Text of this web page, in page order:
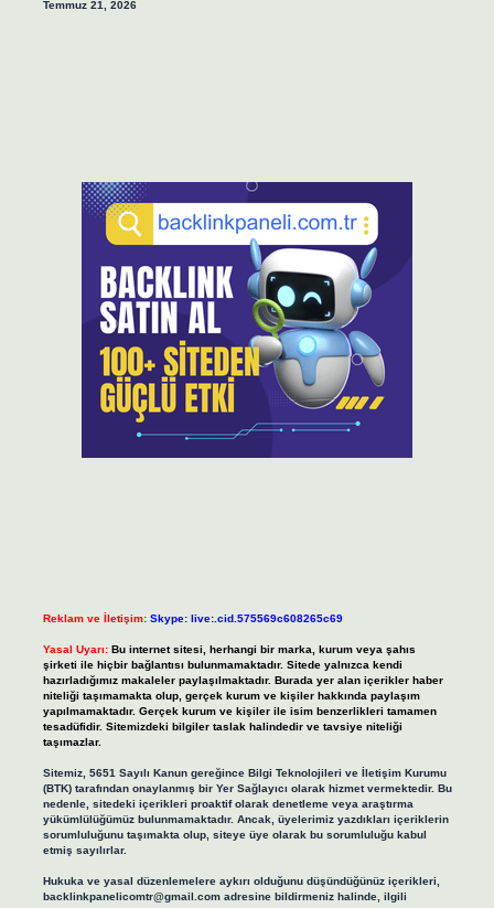
Temmuz 21, 2026
Reklam ve İletişim: Skype: live:.cid.575569c608265c69
Yasal Uyarı: Bu internet sitesi, herhangi bir marka, kurum veya şahıs
şirketi ile hiçbir bağlantısı bulunmamaktadır. Sitede yalnızca kendi
hazırladığımız makaleler paylaşılmaktadır. Burada yer alan içerikler haber
niteliği taşımamakta olup, gerçek kurum ve kişiler hakkında paylaşım
yapılmamaktadır. Gerçek kurum ve kişiler ile isim benzerlikleri tamamen
tesadüfidir. Sitemizdeki bilgiler taslak halindedir ve tavsiye niteliği
taşımazlar.
Sitemiz, 5651 Sayılı Kanun gereğince Bilgi Teknolojileri ve İletişim Kurumu
(BTK) tarafından onaylanmış bir Yer Sağlayıcı olarak hizmet vermektedir. Bu
nedenle, sitedeki içerikleri proaktif olarak denetleme veya araştırma
yükümlülüğümüz bulunmamaktadır. Ancak, üyelerimiz yazdıkları içeriklerin
sorumluluğunu taşımakta olup, siteye üye olarak bu sorumluluğu kabul
etmiş sayılırlar.
Hukuka ve yasal düzenlemelere aykırı olduğunu düşündüğünüz içerikleri,
backlinkpanelicomtr@gmail.comadresine bildirmeniz halinde, ilgili